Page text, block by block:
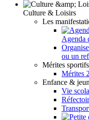
Culture & Loisirs
Les
Agenda
ou un
Mérites
Mérites
Enfance &
Vie